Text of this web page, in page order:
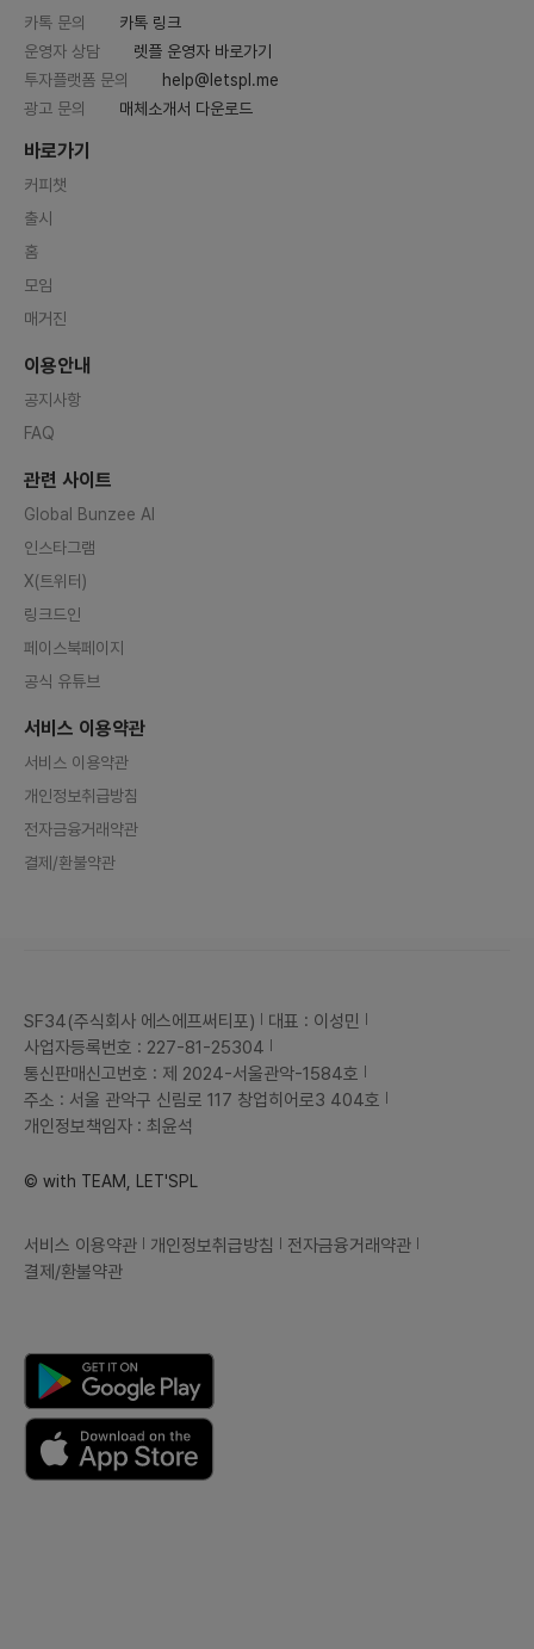
카톡 문의
카톡 링크
운영자 상담
렛플 운영자 바로가기
투자플랫폼 문의
help@letspl.me
광고 문의
매체소개서 다운로드
바로가기
커피챗
출시
홈
모임
매거진
이용안내
공지사항
FAQ
관련 사이트
Global Bunzee AI
인스타그램
X(트위터)
링크드인
페이스북페이지
공식 유튜브
서비스 이용약관
서비스 이용약관
개인정보취급방침
전자금융거래약관
결제/환불약관
SF34(주식회사 에스에프써티포)
대표 : 이성민
사업자등록번호 : 227-81-25304
통신판매신고번호 : 제 2024-서울관악-1584호
주소 : 서울 관악구 신림로 117 창업히어로3 404호
개인정보책임자 : 최윤석
© with TEAM, LET'SPL
서비스 이용약관 개인정보취급방침
전자금융거래약관
결제/환불약관